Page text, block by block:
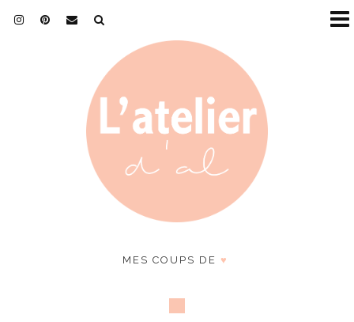
MES COUPS DE ♥